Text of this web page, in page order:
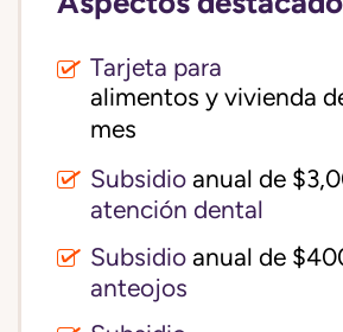
Tarjeta para
alimentos y vivienda
mes
Subsidio anual de
atención dental
Subsidio anual de
anteojos